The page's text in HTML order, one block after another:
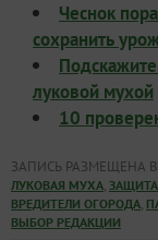
Чеснок
сохранить
луковой мухой
10
ЗАПИСЬ РАЗМЕЩЕНА В
ЛУКОВАЯ МУХА,
ВРЕДИТЕЛИ ОГОРОДА,
ВЫБОР РЕДАКЦИИ